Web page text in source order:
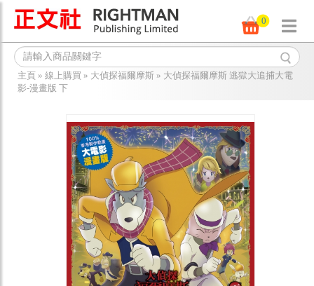
0
主頁 » 線上購買 » 大偵探福爾摩斯 » 大偵探福爾摩斯 逃獄大追捕大電
影-漫畫版 下